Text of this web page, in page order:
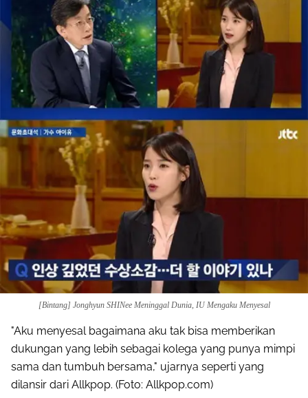
[Bintang] Jonghyun SHINee Meninggal Dunia, IU Mengaku Menyesal
"Aku menyesal bagaimana aku tak bisa memberikan
dukungan yang lebih sebagai kolega yang punya mimpi
sama dan tumbuh bersama," ujarnya seperti yang
dilansir dari Allkpop. (Foto: Allkpop.com)